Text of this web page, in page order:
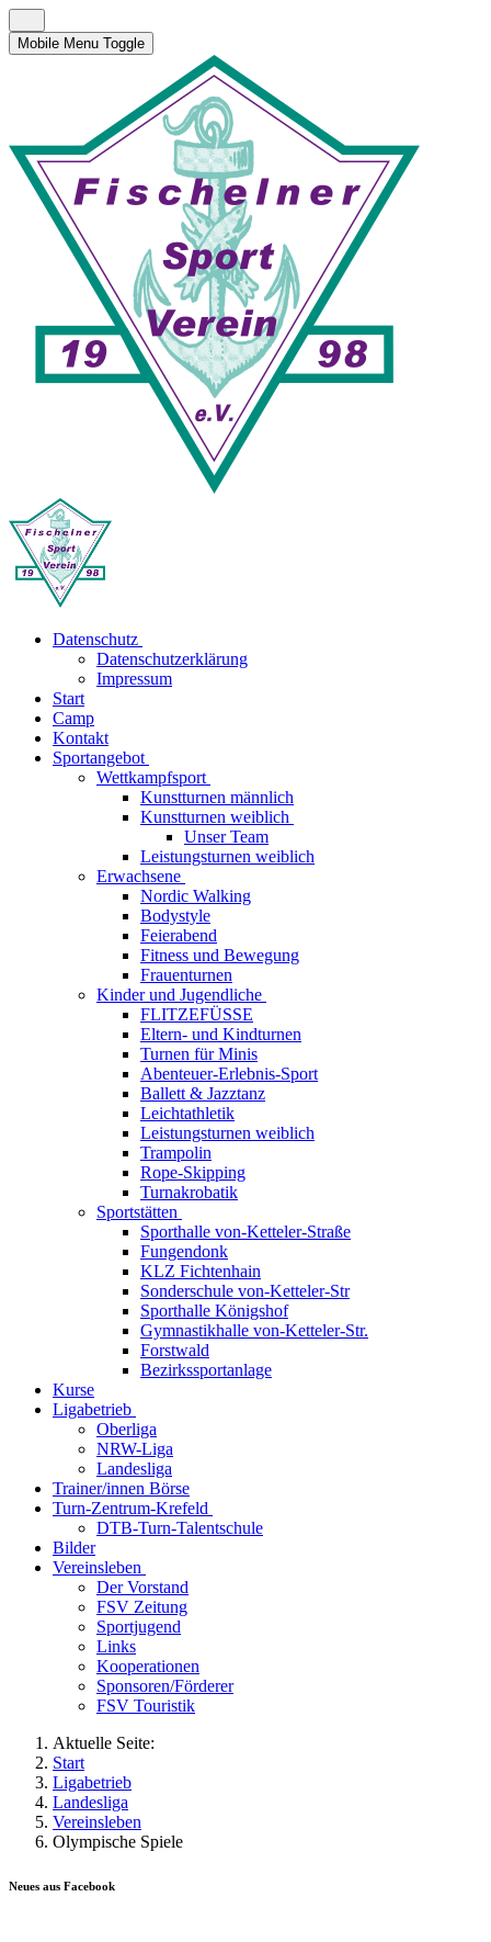
Mobile Menu Toggle
Datenschutz
Datenschutzerklärung
Impressum
Start
Camp
Kontakt
Sportangebot
Wettkampfsport
Kunstturnen männlich
Kunstturnen weiblich
Unser Team
Leistungsturnen weiblich
Erwachsene
Nordic Walking
Bodystyle
Feierabend
Fitness und Bewegung
Frauenturnen
Kinder und Jugendliche
FLITZEFÜSSE
Eltern- und Kindturnen
Turnen für Minis
Abenteuer-Erlebnis-Sport
Ballett & Jazztanz
Leichtathletik
Leistungsturnen weiblich
Trampolin
Rope-Skipping
Turnakrobatik
Sportstätten
Sporthalle von-Ketteler-Straße
Fungendonk
KLZ Fichtenhain
Sonderschule von-Ketteler-Str
Sporthalle Königshof
Gymnastikhalle von-Ketteler-Str.
Forstwald
Bezirkssportanlage
Kurse
Ligabetrieb
Oberliga
NRW-Liga
Landesliga
Trainer/innen Börse
Turn-Zentrum-Krefeld
DTB-Turn-Talentschule
Bilder
Vereinsleben
Der Vorstand
FSV Zeitung
Sportjugend
Links
Kooperationen
Sponsoren/Förderer
FSV Touristik
Aktuelle Seite:
Start
Ligabetrieb
Landesliga
Vereinsleben
Olympische Spiele
Neues aus Facebook